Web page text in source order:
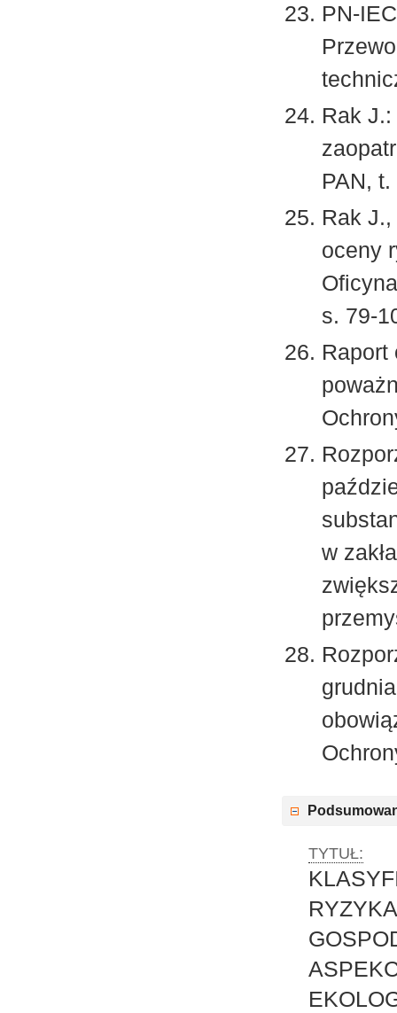
PN-
Rak
PAN,
Rak
oceny
s. 79-
Raport
w
TYTUŁ: